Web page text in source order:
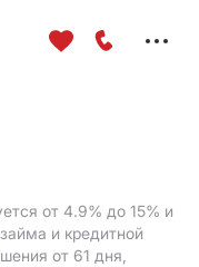
от 4.9% до 15% и
и кредитной
от 61 дня,